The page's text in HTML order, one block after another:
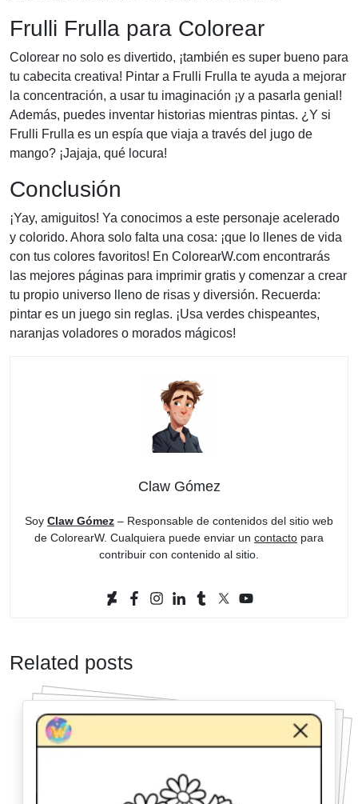
Frulli Frulla para Colorear
Colorear no solo es divertido, ¡también es super bueno para
tu cabecita creativa! Pintar a Frulli Frulla te ayuda a mejorar
la concentración, a usar tu imaginación ¡y a pasarla genial!
Además, puedes inventar historias mientras pintas. ¿Y si
Frulli Frulla es un espía que viaja a través del jugo de
mango? ¡Jajaja, qué locura!
Conclusión
¡Yay, amiguitos! Ya conocimos a este personaje acelerado
y colorido. Ahora solo falta una cosa: ¡que lo llenes de vida
con tus colores favoritos! En ColorearW.com encontrarás
las mejores páginas para imprimir gratis y comenzar a crear
tu propio universo lleno de risas y diversión. Recuerda:
pintar es un juego sin reglas. ¡Usa verdes chispeantes,
naranjas voladores o morados mágicos!
Claw Gómez
Soy Claw Gómez – Responsable de contenidos del sitio web
de ColorearW. Cualquiera puede enviar un contacto para
contribuir con contenido al sitio.
Related posts